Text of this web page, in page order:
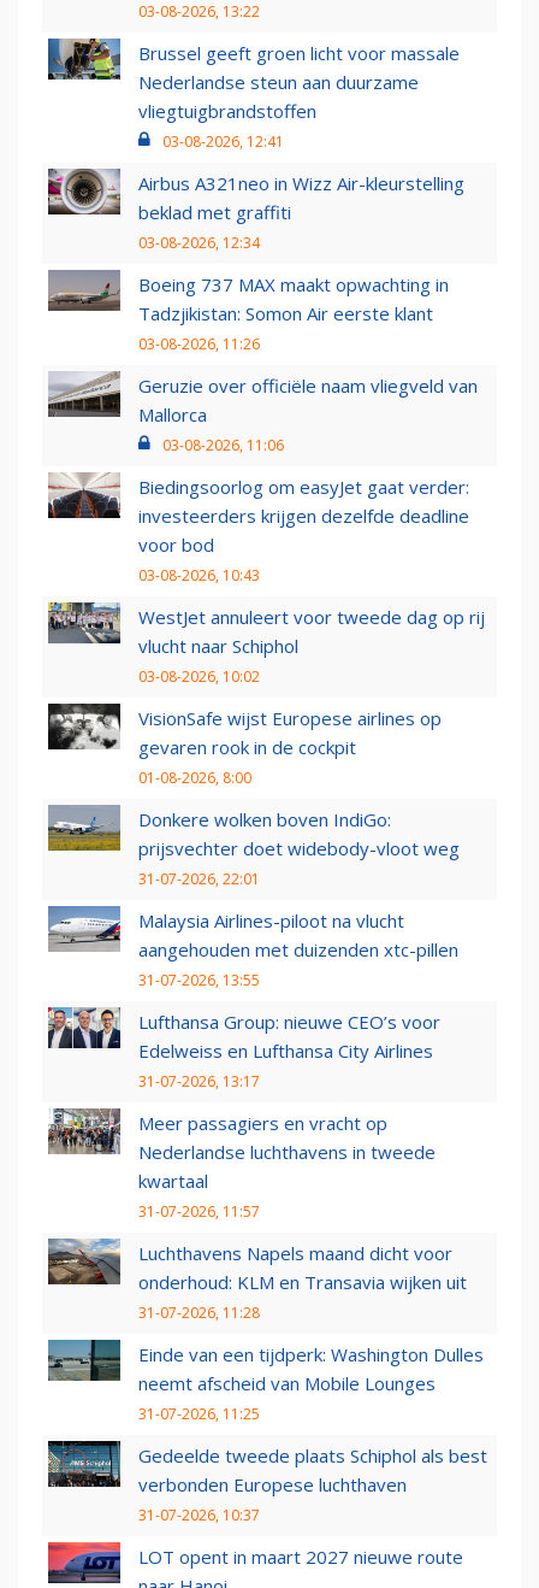
03-08-2026, 13:22
Brussel geeft groen licht voor massale
Nederlandse steun aan duurzame
vliegtuigbrandstoffen
03-08-2026, 12:41
Airbus A321neo in Wizz Air-kleurstelling
beklad met graffiti
03-08-2026, 12:34
Boeing 737 MAX maakt opwachting in
Tadzjikistan: Somon Air eerste klant
03-08-2026, 11:26
Geruzie over officiële naam vliegveld van
Mallorca
03-08-2026, 11:06
Biedingsoorlog om easyJet gaat verder:
investeerders krijgen dezelfde deadline
voor bod
03-08-2026, 10:43
WestJet annuleert voor tweede dag op rij
vlucht naar Schiphol
03-08-2026, 10:02
VisionSafe wijst Europese airlines op
gevaren rook in de cockpit
01-08-2026, 8:00
Donkere wolken boven IndiGo:
prijsvechter doet widebody-vloot weg
31-07-2026, 22:01
Malaysia Airlines-piloot na vlucht
aangehouden met duizenden xtc-pillen
31-07-2026, 13:55
Lufthansa Group: nieuwe CEO’s voor
Edelweiss en Lufthansa City Airlines
31-07-2026, 13:17
Meer passagiers en vracht op
Nederlandse luchthavens in tweede
kwartaal
31-07-2026, 11:57
Luchthavens Napels maand dicht voor
onderhoud: KLM en Transavia wijken uit
31-07-2026, 11:28
Einde van een tijdperk: Washington Dulles
neemt afscheid van Mobile Lounges
31-07-2026, 11:25
Gedeelde tweede plaats Schiphol als best
verbonden Europese luchthaven
31-07-2026, 10:37
LOT opent in maart 2027 nieuwe route